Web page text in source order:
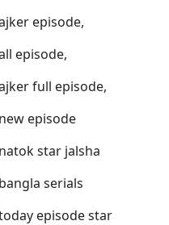
episode,
episode,
full episode,
episode
star jalsha
serials
episode star